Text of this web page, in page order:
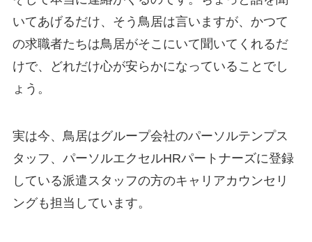
いてあげるだけ、そう鳥居は言いますが、かつて
の求職者たちは鳥居がそこにいて聞いてくれるだ
けで、どれだけ心が安らかになっていることでし
ょう。
実は今、鳥居はグループ会社のパーソルテンプス
タッフ、パーソルエクセルHRパートナーズに登録
している派遣スタッフの方のキャリアカウンセリ
ングも担当しています。